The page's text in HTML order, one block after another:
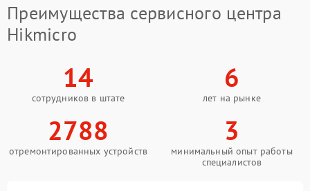
Преимущества сервисного центра
Hikmicro
14
сотрудников в штате
6
лет на рынке
2788
отремонтированных устройств
3
минимальный опыт работы
специалистов